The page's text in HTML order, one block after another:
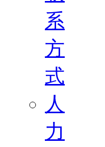
系
方
式
人
力